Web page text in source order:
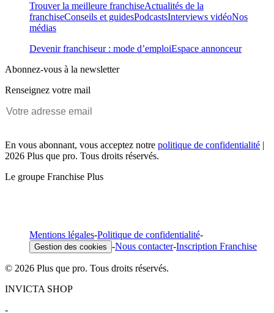
Trouver la meilleure franchiseActualités de la
franchiseConseils et guidesPodcastsInterviews vidéoNos
médias
Devenir franchiseur : mode d’emploiEspace annonceur
Abonnez-vous à la newsletter
Renseignez votre mail
En vous abonnant, vous acceptez notre politique de confidentialité |
2026 Plus que pro. Tous droits réservés.
Le groupe Franchise Plus
Mentions légales-Politique de confidentialité-
Gestion des cookies -Nous contacter-Inscription Franchise
© 2026 Plus que pro. Tous droits réservés.
INVICTA SHOP
-